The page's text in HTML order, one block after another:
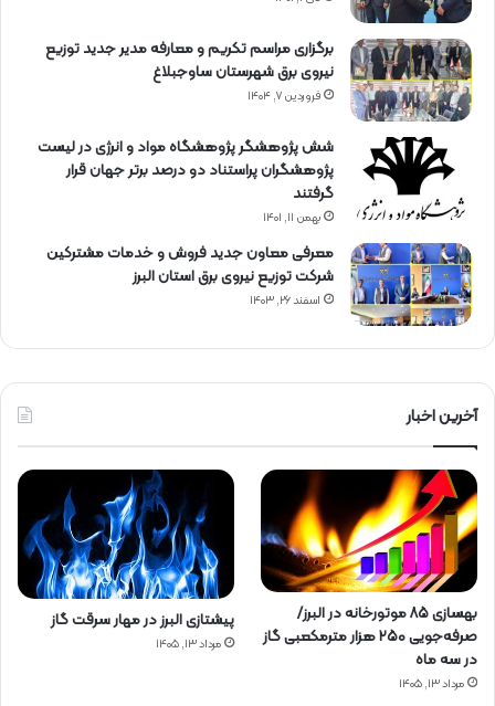
برگزاری مراسم تكریم و معارفه مدیر جدید توزیع
نیروی برق شهرستان ساوجبلاغ
فروردین ۷, ۱۴۰۴
شش پژوهشگر پژوهشگاه مواد و انرژی در لیست
پژوهشگران پراستناد دو درصد برتر جهان قرار
گرفتند
بهمن ۱۱, ۱۴۰۱
معرفی معاون جدید فروش و خدمات مشتركین
شركت توزیع نیروی برق استان البرز
اسفند ۲۶, ۱۴۰۳
آخرین اخبار
بهسازی ۸۵ موتورخانه در البرز/
صرفه‌جویی ۲۵۰ هزار مترمکعبی گاز
در سه ماه
مرداد ۱۳, ۱۴۰۵
پیشتازی البرز در مهار سرقت گاز
مرداد ۱۳, ۱۴۰۵